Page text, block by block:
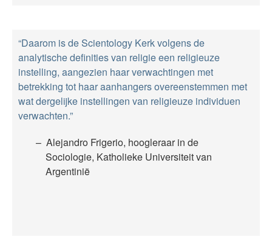
“Daarom is de Scientology Kerk volgens de
analytische definities van religie een religieuze
instelling, aangezien haar verwachtingen met
betrekking tot haar aanhangers overeenstemmen met
wat dergelijke instellingen van religieuze individuen
verwachten.”
Alejandro Frigerio, hoogleraar in de
Sociologie, Katholieke Universiteit van
Argentinië